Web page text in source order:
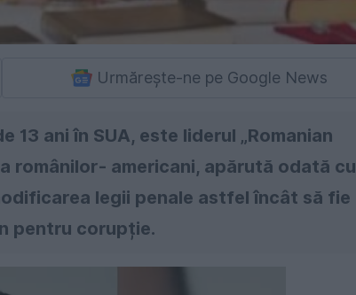
Urmărește-ne pe Google News
ani în SUA, este liderul „Romanian
românilor- americani, apărută odată cu
legii penale astfel încât să fie
pentru corupție.